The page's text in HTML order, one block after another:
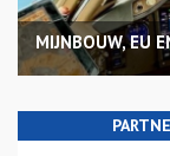
MIJNBOUW, EU